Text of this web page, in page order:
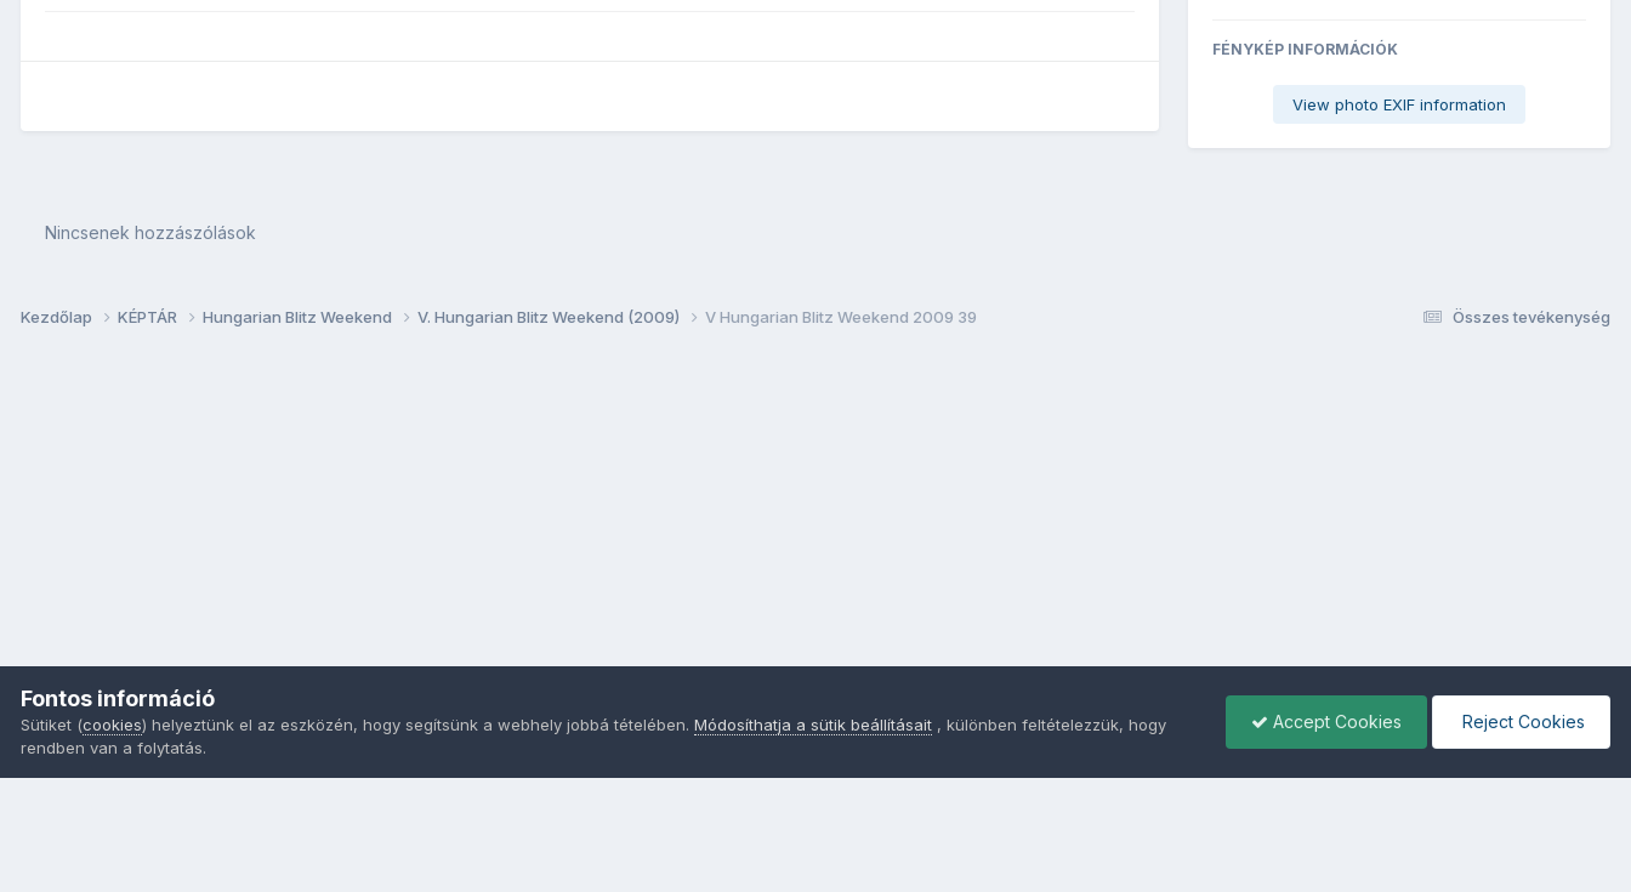
FÉNYKÉP INFORMÁCIÓK
View photo EXIF information
Nincsenek hozzászólások
Összes tevékenység
Kezdőlap KÉPTÁR Hungarian Blitz Weekend V. Hungarian Blitz Weekend (2009) V Hungarian Blitz Weekend 2009 39
Fontos információ
Sütiket (cookies) helyeztünk el az eszközén, hogy segítsünk a webhely jobbá tételében. Módosíthatja a sütik beállításait , különben feltételezzük, hogy
rendben van a folytatás.
Accept Cookies Reject Cookies